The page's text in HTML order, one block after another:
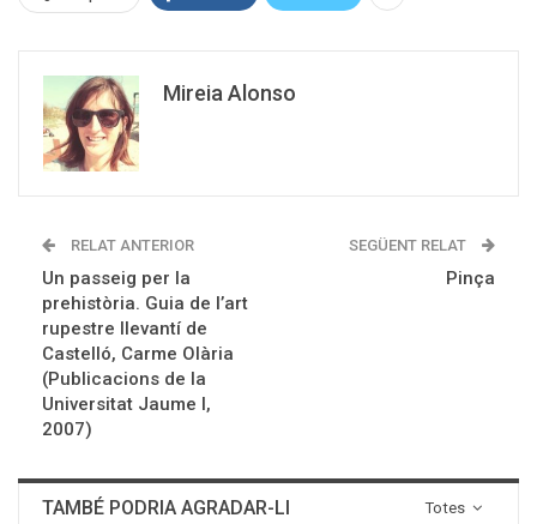
Mireia Alonso
RELAT ANTERIOR
Un passeig per la
prehistòria. Guia de l’art
rupestre llevantí de
Castelló, Carme Olària
(Publicacions de la
Universitat Jaume I,
2007)
SEGÜENT RELAT
Pinça
Totes
TAMBÉ PODRIA AGRADAR-LI